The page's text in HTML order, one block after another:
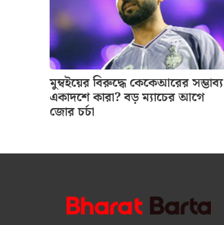
মুম্বইয়ের বিরুদ্ধে কেকেআরের সম্ভাব্য
একাদশে কারা? বড় ম্যাচের আগে
জোর চর্চা